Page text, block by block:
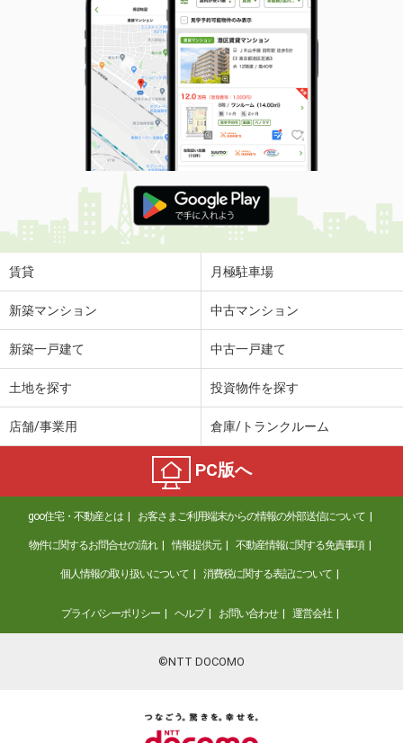
賃貸 月極駐車場
新築マンション 中古マンション
新築一戸建て 中古一戸建て
土地を探す 投資物件を探す
店舗/事業用 倉庫/トランクルーム
PC版へ
goo住宅・不動産とは お客さまご利用端末からの情報の外部送信について
物件に関するお問合せの流れ 情報提供元 不動産情報に関する免責事項
個人情報の取り扱いについて 消費税に関する表記について
プライバシーポリシー ヘルプ お問い合わせ 運営会社
©NTT DOCOMO